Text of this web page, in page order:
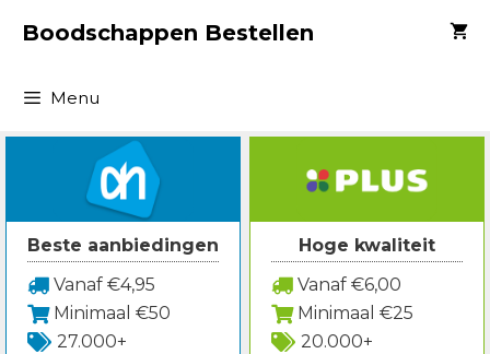
naarBoodschappen Bestellen
Menu
Beste aanbiedingen
Vanaf €4,95
Minimaal €50
27.000+
Hoge kwaliteit
Vanaf €6,00
Minimaal €25
20.000+